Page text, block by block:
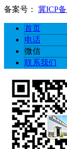
备案号： 冀ICP
首页
电话
微信
联系我们